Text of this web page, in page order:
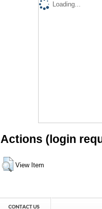
Loading...
Actions (login
View Item